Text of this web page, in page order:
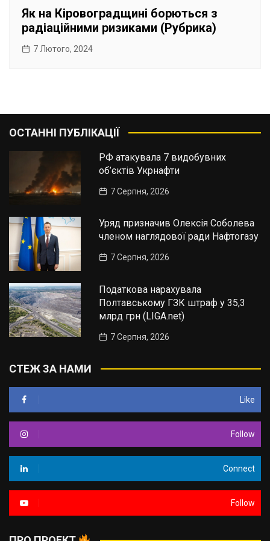
Як на Кіровоградщині борються з
радіаційними ризиками (Рубрика)
7 Лютого, 2024
ОСТАННІ ПУБЛІКАЦІЇ
РФ атакувала 7 видобувних
об’єктів Укрнафти
7 Серпня, 2026
Уряд призначив Олексія Соболева
членом наглядової ради Нафтогазу
7 Серпня, 2026
Податкова нарахувала
Полтавському ГЗК штраф у 35,3
млрд грн (LIGA.net)
7 Серпня, 2026
СТЕЖ ЗА НАМИ
Like
Follow
Connect
Follow